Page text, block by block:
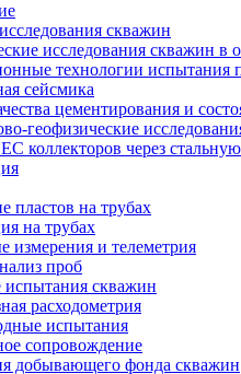
скважин
исследования скважин в
технологии испытания
сейсмика
цементирования и
геофизические
коллекторов через
пластов на трубах
на трубах
измерения и телеметрия
проб
скважин
расходометрия
испытания
сопровождение
добывающего фонда скважин